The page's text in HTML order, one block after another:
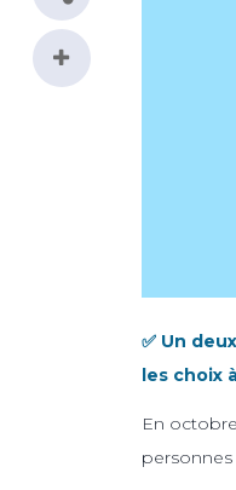
✅ Un
les choix
En